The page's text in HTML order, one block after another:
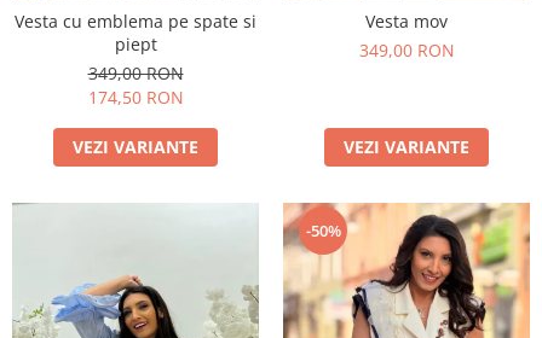
Vesta cu emblema pe spate si
piept
349,00 RON
174,50 RON
VEZI VARIANTE
Vesta mov
349,00 RON
VEZI VARIANTE
-50%